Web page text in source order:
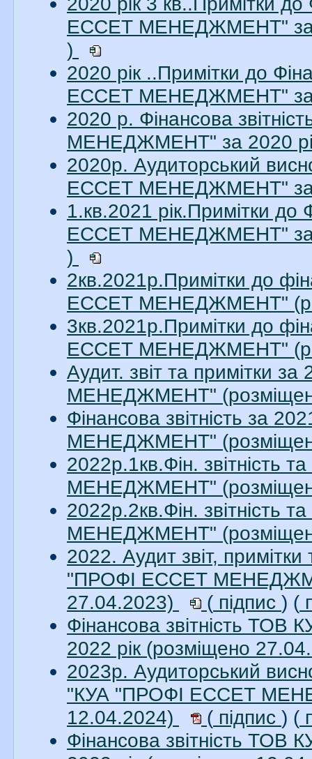
ЕССЕТ МЕНЕДЖМЕНТ" за
)
2020 рік ..Примітки до
ЕССЕТ МЕНЕДЖМЕНТ" за
2020 р. Фінансова
МЕНЕДЖМЕНТ" за 2020
2020р. Аудиторський
ЕССЕТ МЕНЕДЖМЕНТ" за
1.кв.2021 рік.Примітки до
ЕССЕТ МЕНЕДЖМЕНТ" за
)
2кв.2021р.Примітки до
ЕССЕТ МЕНЕДЖМЕНТ"
3кв.2021р.Примітки до
ЕССЕТ МЕНЕДЖМЕНТ"
Аудит. звіт та примітки
МЕНЕДЖМЕНТ"
Фінансова звітність за
МЕНЕДЖМЕНТ"
2022р.1кв.Фін.
МЕНЕДЖМЕНТ"
2022р.2кв.Фін.
МЕНЕДЖМЕНТ"
2022. Аудит звіт,
"ПРОФІ ЕССЕТ
27.04.2023)
( підпис ) (
Фінансова звітність
2022 рік (розміщено
2023р. Аудиторський
"КУА "ПРОФІ ЕССЕТ
12.04.2024)
( підпис ) (
Фінансова звітність